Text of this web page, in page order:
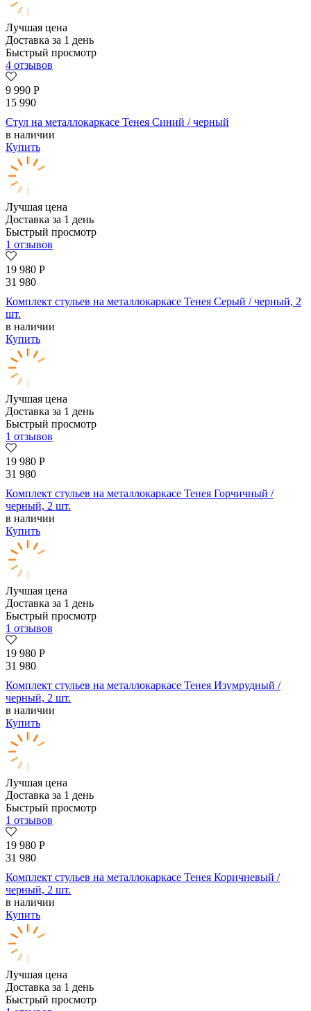
Лучшая цена
Доставка за 1 день
Быстрый просмотр
4 отзывов
9 990 Р
15 990
Стул на металлокаркасе Тенея Синий / черный
в наличии
Купить
Лучшая цена
Доставка за 1 день
Быстрый просмотр
1 отзывов
19 980 Р
31 980
Комплект стульев на металлокаркасе Тенея Серый / черный, 2
шт.
в наличии
Купить
Лучшая цена
Доставка за 1 день
Быстрый просмотр
1 отзывов
19 980 Р
31 980
Комплект стульев на металлокаркасе Тенея Горчичный /
черный, 2 шт.
в наличии
Купить
Лучшая цена
Доставка за 1 день
Быстрый просмотр
1 отзывов
19 980 Р
31 980
Комплект стульев на металлокаркасе Тенея Изумрудный /
черный, 2 шт.
в наличии
Купить
Лучшая цена
Доставка за 1 день
Быстрый просмотр
1 отзывов
19 980 Р
31 980
Комплект стульев на металлокаркасе Тенея Коричневый /
черный, 2 шт.
в наличии
Купить
Лучшая цена
Доставка за 1 день
Быстрый просмотр